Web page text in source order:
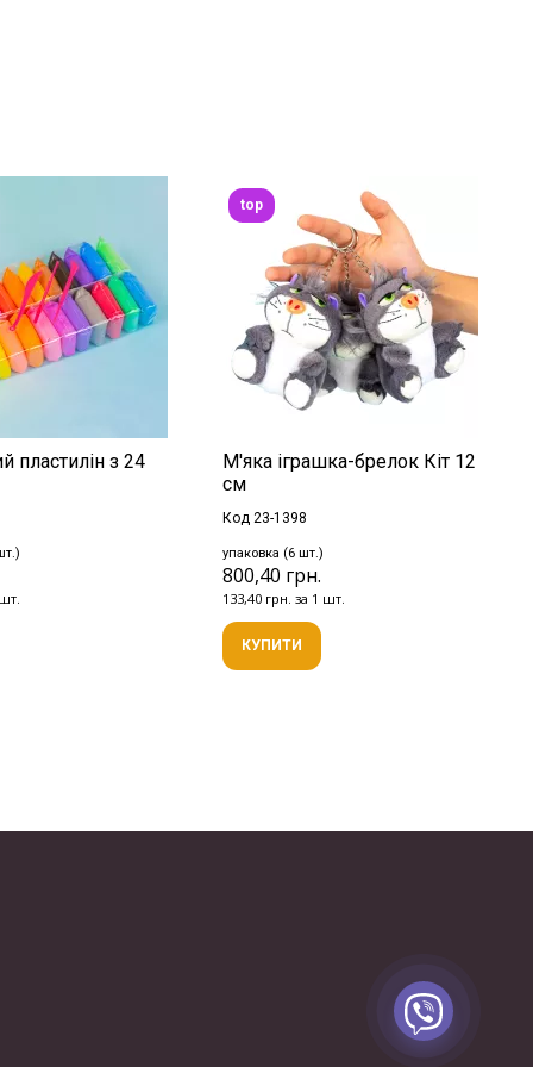
пластилін з 24
М'яка іграшка-брелок Кіт 12
см
Код 23-1398
упаковка (6 шт.)
800,40 грн.
133,40 грн. за 1 шт.
top
КУПИТИ